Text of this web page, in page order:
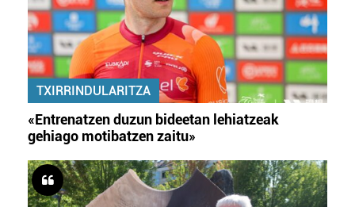
TXIRRINDULARITZA
«Entrenatzen duzun bideetan lehiatzeak
gehiago motibatzen zaitu»